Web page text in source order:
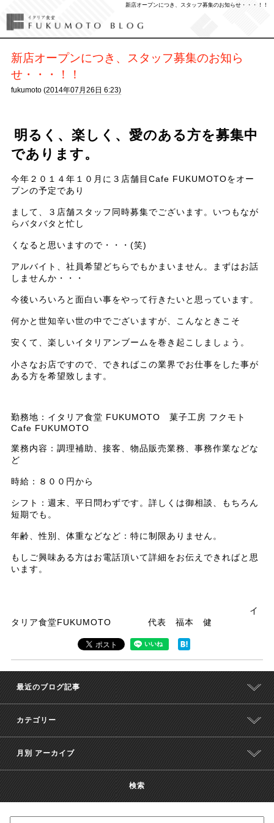
新店オープンにつき、スタッフ募集のお知らせ・・・！！
新店オープンにつき、スタッフ募集のお知ら
せ・・・！！
fukumoto (2014年07月26日 6:23)
明るく、楽しく、愛のある方を募集中
であります。
今年２０１４年１０月に３店舗目Cafe FUKUMOTOをオー
プンの予定であり
まして、３店舗スタッフ同時募集でございます。いつもなが
らバタバタと忙し
くなると思いますので・・・(笑)
アルバイト、社員希望どちらでもかまいません。まずはお話
しませんか・・・
今後いろいろと面白い事をやって行きたいと思っています。
何かと世知辛い世の中でございますが、こんなときこそ
安くて、楽しいイタリアンブームを巻き起こしましょう。
小さなお店ですので、できればこの業界でお仕事をした事が
ある方を希望致します。
勤務地：イタリア食堂 FUKUMOTO 菓子工房 フクモト
Cafe FUKUMOTO
業務内容：調理補助、接客、物品販売業務、事務作業などな
ど
時給：８００円から
シフト：週末、平日問わずです。詳しくは御相談、もちろん
短期でも。
年齢、性別、体重などなど：特に制限ありません。
もしご興味ある方はお電話頂いて詳細をお伝えできればと思
います。
イ
タリア食堂FUKUMOTO 代表 福本 健
最近のブログ記事
カテゴリー
月別 アーカイブ
検索